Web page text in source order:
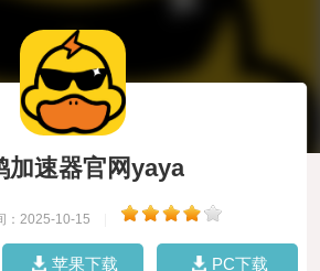
加速器官网yaya
：2025-10-15
苹果下载 PC下载